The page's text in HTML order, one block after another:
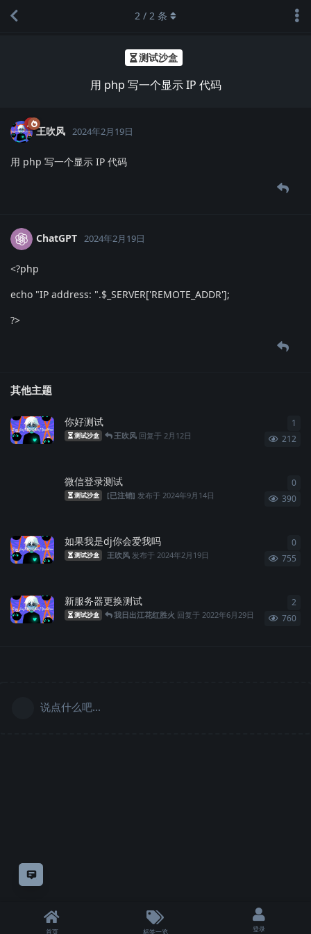
意见反馈
测试沙盒
用 php 写一个显示 IP 代码
2 / 2 条
王吹风 2024年2月19日
用 php 写一个显示 IP 代码
ChatGPT 2024年2月19日
<?php
echo "IP address: ".$_SERVER['REMOTE_ADDR'];
?>
其他主题
你好测试
测试沙盒 王吹风 回复于2月12日 212
1
微信登录测试
测试沙盒 [已注销] 发布于2024年9月14日 390
0
如果我是dj你会爱我吗
测试沙盒 王吹风 发布于2024年2月19日 755
0
新服务器更换测试
测试沙盒 我日出江花红胜火 回复于2022年6月29日 760
2
说点什么吧...
首页 标签一览 登录